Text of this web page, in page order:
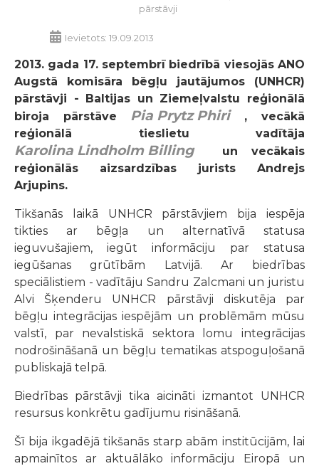
pārstāvji
Ievietots: 19.09.2013
2013. gada 17. septembrī biedrībā viesojās ANO
Augstā komisāra bēgļu jautājumos (UNHCR)
pārstāvji - Baltijas un Ziemeļvalstu reģionālā
biroja pārstāve Pia Prytz Phiri
, vecākā
reģionālā tieslietu vadītāja
Karolina Lindholm Billing
un vecākais
reģionālās aizsardzības jurists Andrejs
Arjupins.
Tikšanās laikā UNHCR pārstāvjiem bija iespēja
tikties ar bēgļa un alternatīvā statusa
ieguvušajiem, iegūt informāciju par statusa
iegūšanas grūtībām Latvijā. Ar biedrības
speciālistiem - vadītāju Sandru Zalcmani un juristu
Alvi Šķenderu UNHCR pārstāvji diskutēja par
bēgļu integrācijas iespējām un problēmām mūsu
valstī, par nevalstiskā sektora lomu integrācijas
nodrošināšanā un bēgļu tematikas atspoguļošanā
publiskajā telpā.
Biedrības pārstāvji tika aicināti izmantot UNHCR
resursus konkrētu gadījumu risināšanā.
Šī bija ikgadējā tikšanās starp abām institūcijām, lai
apmainītos ar aktuālāko informāciju Eiropā un